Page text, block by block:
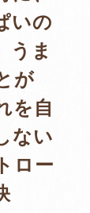
いの
うま
が
を自
ない
ロー